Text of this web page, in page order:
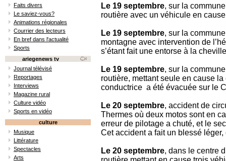
Faits divers
Le saviez-vous?
Animations régionales
Courrier des lecteurs
En bref dans l'actualité
Sports
ariegenews tv
Journal télévisé
Reportages
Interviews
Magazine rural
Culture vidéo
Sports en vidéo
culture
Musique
Littérature
Spectacles
Arts
Le 19 septembre, sur la
routière avec un véhicule en
Le 19 septembre, sur la
montagne avec intervention de
s’étant fait une entorse à la
Le 19 septembre, sur la
routière, mettant seule en cause
conductrice a été évacuée sur le
Le 20 septembre, accident de
Thermes où deux motos sont en
erreur de pilotage a chuté, et le
Cet accident a fait un blessé
Le 20 septembre, dans le centre